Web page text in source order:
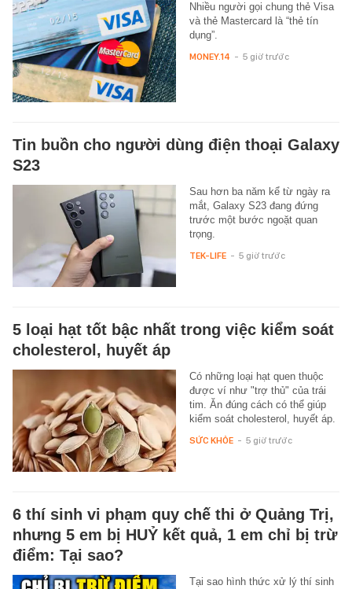
Nhiều người gọi chung thẻ Visa
và thẻ Mastercard là “thẻ tín
dụng”.
MONEY.14 - 5 giờ trước
Tin buồn cho người dùng điện thoại Galaxy
S23
Sau hơn ba năm kể từ ngày ra
mắt, Galaxy S23 đang đứng
trước một bước ngoặt quan
trọng.
TEK-LIFE - 5 giờ trước
5 loại hạt tốt bậc nhất trong việc kiểm soát
cholesterol, huyết áp
Có những loại hạt quen thuộc
được ví như "trợ thủ" của trái
tim. Ăn đúng cách có thể giúp
kiểm soát cholesterol, huyết áp.
SỨC KHỎE - 5 giờ trước
6 thí sinh vi phạm quy chế thi ở Quảng Trị,
nhưng 5 em bị HUỶ kết quả, 1 em chỉ bị trừ
điểm: Tại sao?
Tại sao hình thức xử lý thí sinh